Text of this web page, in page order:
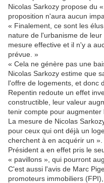
Nicolas Sarkozy propose du
proposition n'aura aucun
« Finalement, ce sont les
nature de l'urbanisme de
mesure effective et il n'y a
prévue. »
« Cela ne génère pas une
Nicolas Sarkozy estime que
l'offre de logements, et donc
Repentin redoute un effet
constructible, leur valeur
tenir compte pour augmenter
La mesure de Nicolas
pour ceux qui ont déjà un
cherchent à en acquérir un
Président a en effet pris le
« pavillons », qui pourront
C'est aussi l'avis de Marc
promoteurs immobiliers